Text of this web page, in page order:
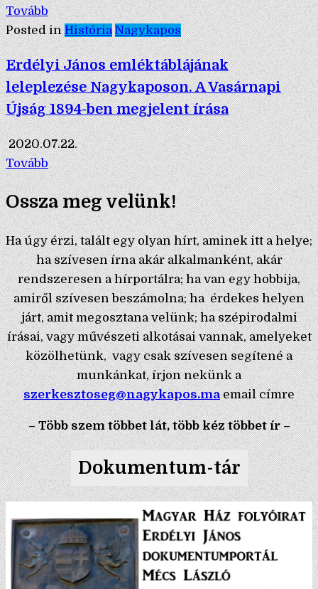
Tovább
Posted inHistória Nagykapos
Erdélyi János emléktáblájának
leleplezése Nagykaposon. A Vasárnapi
Újság 1894-ben megjelent írása
2020.07.22.
Tovább
Ossza meg velünk!
Ha úgy érzi, talált egy olyan hírt, aminek itt a helye;
ha szívesen írna akár alkalmanként, akár
rendszeresen a hírportálra; ha van egy hobbija,
amiről szívesen beszámolna; ha érdekes helyen
járt, amit megosztana velünk; ha szépirodalmi
írásai, vagy művészeti alkotásai vannak, amelyeket
közölhetünk, vagy csak szívesen segítené a
munkánkat, írjon nekünk a
szerkesztoseg@nagykapos.ma email címre
– Több szem többet lát, több kéz többet ír –
Dokumentum-tár